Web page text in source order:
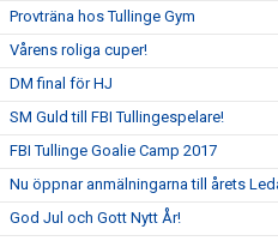
Provträna hos Tullinge Gym
Vårens roliga cuper!
DM final för HJ
SM Guld till FBI Tullingespelare!
FBI Tullinge Goalie Camp 2017
Nu öppnar anmälningarna till årets
God Jul och Gott Nytt År!